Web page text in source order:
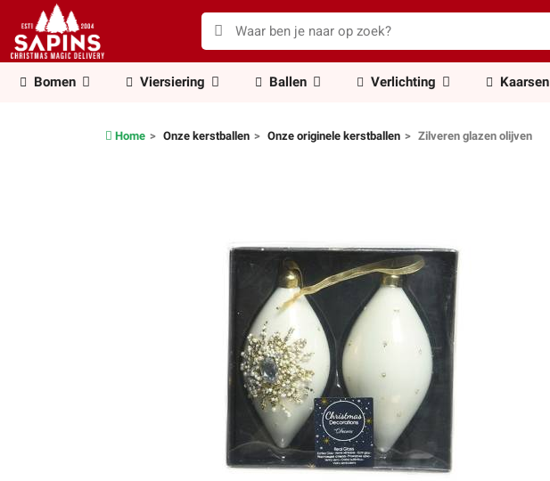
Bomen Viersiering Ballen Verlichting Kaarsen
Home Onze kerstballen Onze originele kerstballen Zilveren glazen olijven